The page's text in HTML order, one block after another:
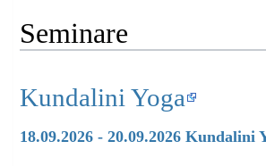
Seminare
Kundalini Yoga
18.09.2026 - 20.09.2026 Kundalini